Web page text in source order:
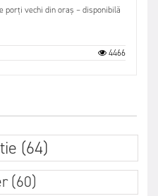
porți vechi din oraș – disponibilă
4466
(64)
(60)